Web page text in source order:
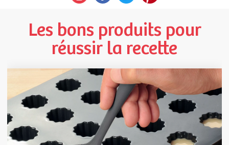
Les bons produits pour
réussir la recette